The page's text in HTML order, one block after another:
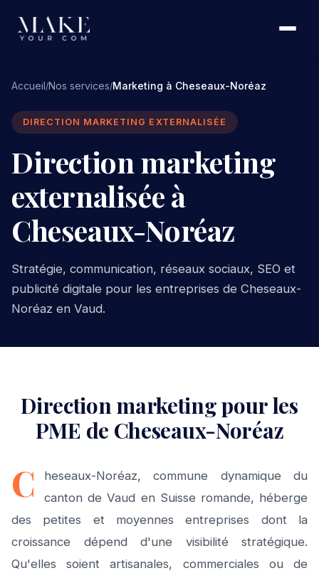
Accueil/Nos services/Marketing à Cheseaux-Noréaz
DIRECTION MARKETING EXTERNALISÉE
Direction marketing
externalisée à
Cheseaux-Noréaz
Stratégie, communication, réseaux sociaux, SEO et
publicité digitale pour les entreprises de Cheseaux-
Noréaz en Vaud.
Direction marketing pour les
PME de Cheseaux-Noréaz
C
heseaux-Noréaz, commune dynamique du
canton de Vaud en Suisse romande, héberge
des petites et moyennes entreprises dont la
croissance dépend d'une visibilité stratégique.
Qu'elles soient artisanales, commerciales ou de